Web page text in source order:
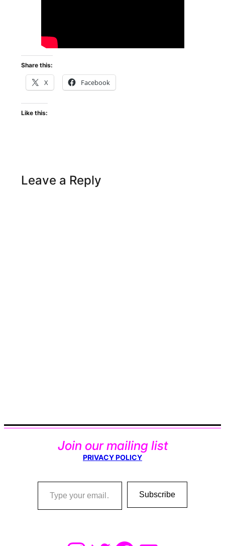
Share this:
X Facebook
Like this:
Leave a Reply
Join our mailing list
PRIVACY POLICY
Type your email…
Subscribe